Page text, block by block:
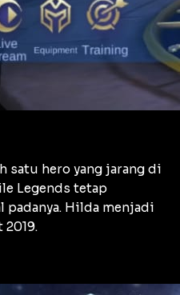
satu hero yang jarang di
Legends tetap
Hilda menjadi